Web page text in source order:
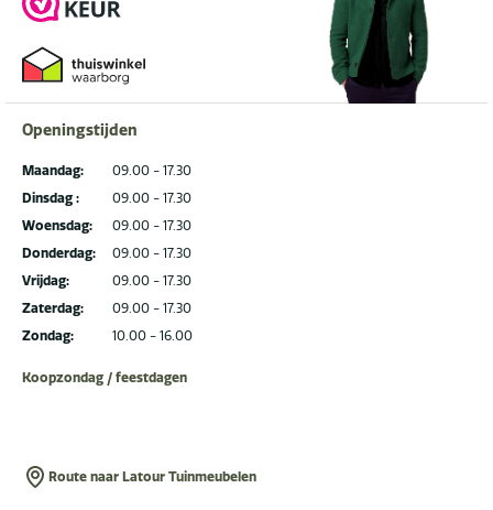
Openingstijden
Maandag:
Dinsdag :
Woensdag:
Donderdag:
Vrijdag:
Zaterdag:
Zondag:
09.00 - 17.30
09.00 - 17.30
09.00 - 17.30
09.00 - 17.30
09.00 - 17.30
09.00 - 17.30
10.00 - 16.00
Koopzondag / feestdagen
Route naar Latour Tuinmeubelen